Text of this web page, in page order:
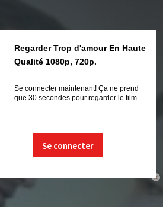
close
Regarder Trop d'amour En Haute
Qualité 1080p, 720p.
Se connecter maintenant! Ça ne prend
que 30 secondes pour regarder le film.
Se connecter